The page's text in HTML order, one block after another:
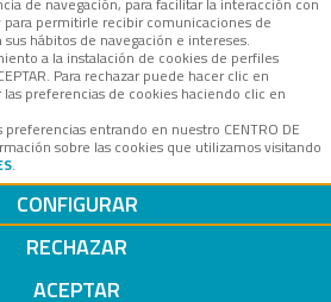
para permitirle recibir comunicaciones de
hábitos de navegación e intereses.
a la instalación de cookies de perfiles
Para rechazar puede hacer clic en
las preferencias de cookies haciendo clic en
entrando en nuestro CENTRO DE
sobre las cookies que utilizamos visitando
.
CONFIGURAR
RECHAZAR
ACEPTAR